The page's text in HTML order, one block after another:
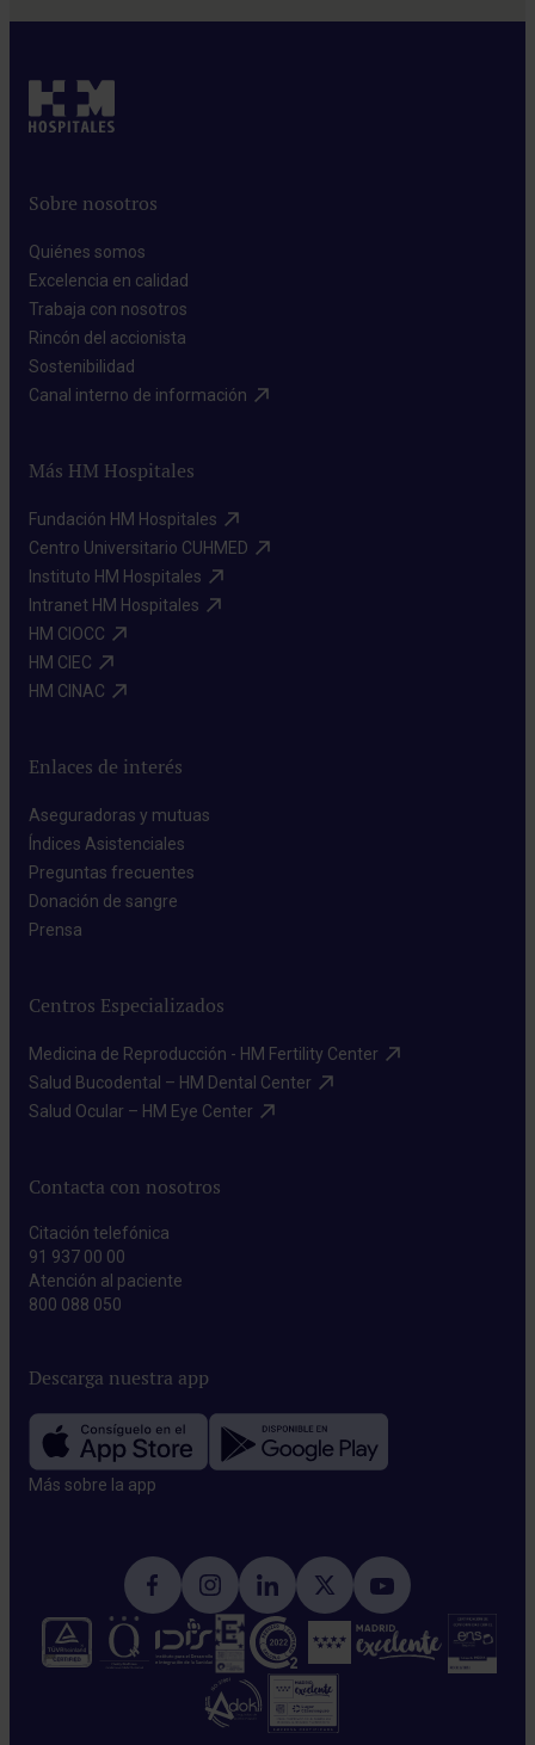
Sobre nosotros
Quiénes somos​
Excelencia en calidad​
Trabaja con nosotros​
Rincón del accionista​
Sostenibilidad​
Canal interno de información​
Más HM Hospitales
Fundación HM Hospitales​
Centro Universitario CUHMED​
Instituto HM Hospitales​
Intranet HM Hospitales​
HM CIOCC​
HM CIEC​
HM CINAC​
Enlaces de interés
Aseguradoras y mutuas​
Índices Asistenciales​
Preguntas frecuentes​
Donación de sangre​
Prensa​
Centros Especializados
Medicina de Reproducción - HM Fertility Center​
Salud Bucodental – HM Dental Center​
Salud Ocular – HM Eye Center​
Contacta con nosotros
Citación telefónica
91 937 00 00
Atención al paciente
800 088 050
Descarga nuestra app
Más sobre la app​